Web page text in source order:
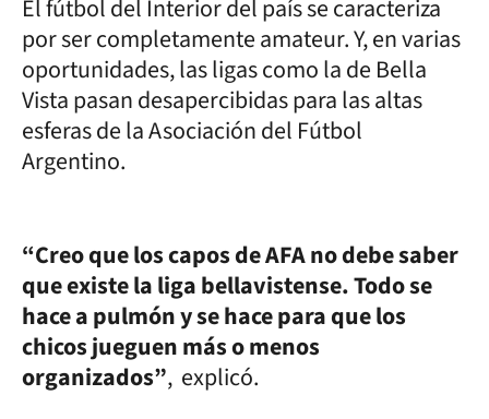
El fútbol del Interior del país se caracteriza
por ser completamente amateur. Y, en varias
oportunidades, las ligas como la de Bella
Vista pasan desapercibidas para las altas
esferas de la Asociación del Fútbol
Argentino.
“Creo que los capos de AFA no debe saber
que existe la liga bellavistense. Todo se
hace a pulmón y se hace para que los
chicos jueguen más o menos
organizados”, explicó.